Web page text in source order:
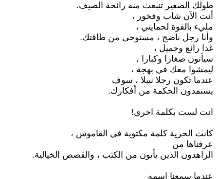
طولك الصغير تنبعث منه رائحة الصيف.
أنت الآن شاب وفخور ،
مليء بالقوة لحمايتي ،
وأنا رجل ناضج ، مستوحى من طاقتك.
غدا رائع وجميل ،
سيأتون صغارا وكبارا ،
ليمشوا معك في بهجة ،
عندما تكون رجلا نبيلا ، سوف
يستمدون الحكمة من أفكارك.
انت لست بكلمة اخرى!
كانت الحرية كلمة مكتوبة في القاموس ،
عرفناها من
الزاهدون الذين يأتون من الكتب ، والقصص الخيالية.
عندما سمعنا اسمه